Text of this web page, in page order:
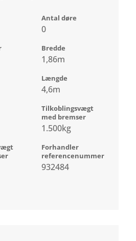
Antal døre
0
Bredde
1,86m
Længde
4,6m
Tilkoblingsvægt
med bremser
1.500kg
Forhandler
referencenummer
932484